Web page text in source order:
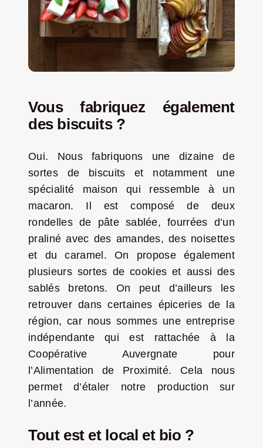
Vous fabriquez également
des biscuits ?
Oui. Nous fabriquons une dizaine de
sortes de biscuits et notamment une
spécialité maison qui ressemble à un
macaron. Il est composé de deux
rondelles de pâte sablée, fourrées d’un
praliné avec des amandes, des noisettes
et du caramel. On propose également
plusieurs sortes de cookies et aussi des
sablés bretons. On peut d’ailleurs les
retrouver dans certaines épiceries de la
région, car nous sommes une entreprise
indépendante qui est rattachée à la
Coopérative Auvergnate pour
l’Alimentation de Proximité. Cela nous
permet d’étaler notre production sur
l’année.
Tout est et local et bio ?